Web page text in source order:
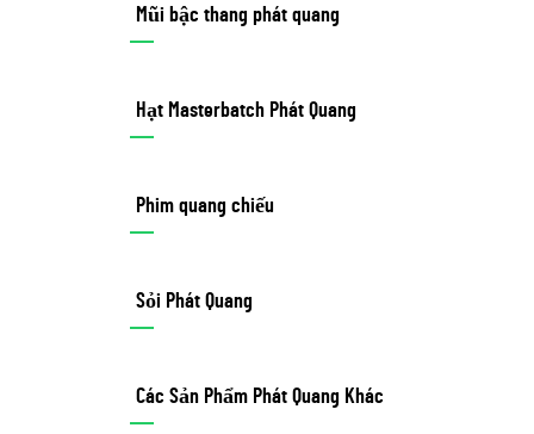
Mũi bậc thang phát quang
Hạt Masterbatch Phát Quang
Phim quang chiếu
Sỏi Phát Quang
Các Sản Phẩm Phát Quang Khác